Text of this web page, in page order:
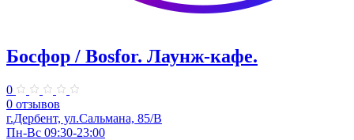
Босфор / Bosfor. ​Лаунж-кафе.
0
0 отзывов
г.Дербент, ул.​Сальмана, 85/В
Пн-Вс 09:30-23:00